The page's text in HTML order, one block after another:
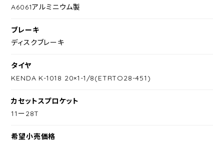
A6061アルミニウム製
ブレーキ
ディスクブレーキ
タイヤ
KENDA K-1018 20×1-1/8(ETRTO28-451)
カセットスプロケット
11ー28T
希望小売価格